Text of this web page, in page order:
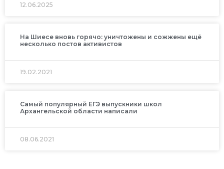
12.06.2025
На Шиесе вновь горячо: уничтожены и сожжены ещё
несколько постов активистов
19.02.2021
Самый популярный ЕГЭ выпускники школ
Архангельской области написали
08.06.2021